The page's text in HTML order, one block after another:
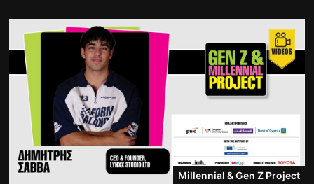
Millennial & Gen Z Project